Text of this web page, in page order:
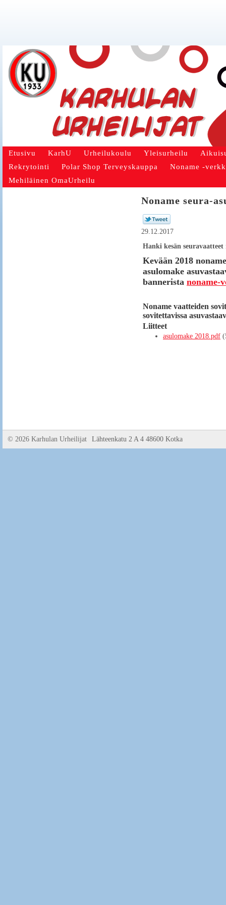
Etusivu KarhU Urheilukoulu Yleisurheilu
Rekrytointi
Polar Shop Terveyskauppa
Noname -
Mehiläinen OmaUrheilu
Noname seura-
29.12.2017
Hanki kesän
Kevään 2018
asulomake
bannerista noname-
Noname vaatteiden
sovitettavissa
Liitteet
asulomake 2018.pdf
© 2026 Karhulan Urheilijat Lähteenkatu 2 A 4 48600 Kotka